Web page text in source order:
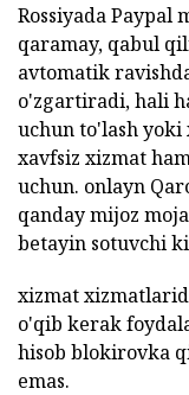
Rossiyada
qaramay, qabul
avtomatik
o'zgartiradi, hali
uchun to'lash yoki
xavfsiz xizmat
uchun. onlayn
qanday mijoz
betayin sotuvchi
xizmat
o'qib kerak
hisob blokirovka
emas.